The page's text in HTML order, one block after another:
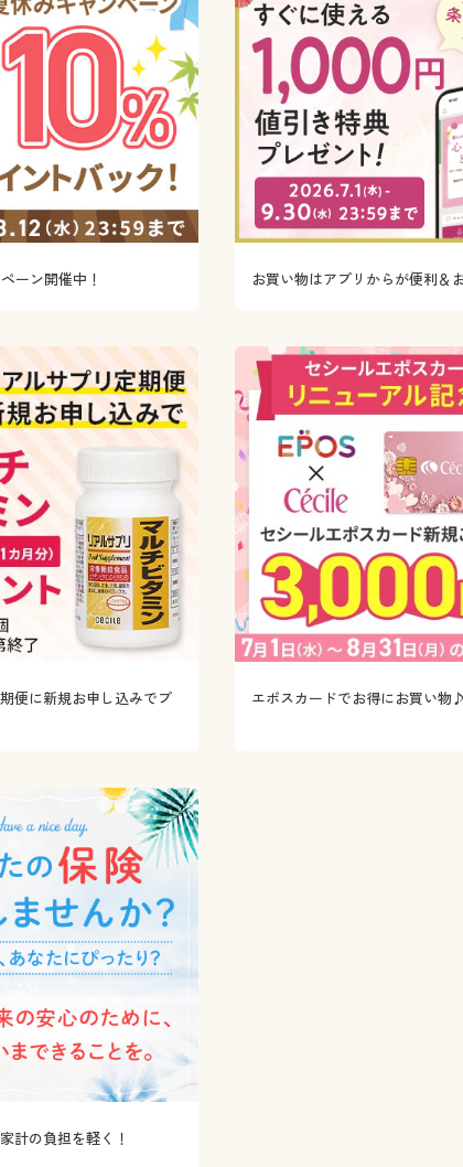
ーン開催中！ お買い物はアプリからが便利＆
便に新規お申し込みでプ
エポスカードでお得にお買い物
計の負担を軽く！